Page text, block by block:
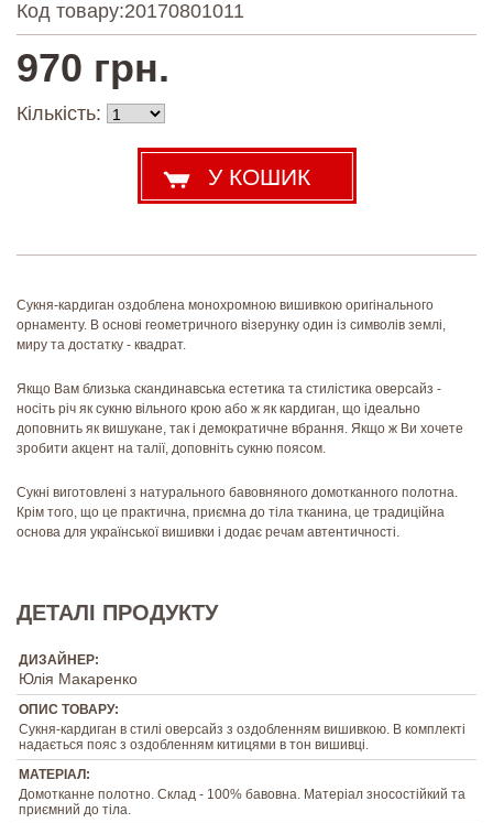
Код товару:20170801011
970 грн.
Кількість:
Сукня-кардиган оздоблена монохромною вишивкою оригінального
орнаменту. В основі геометричного візерунку один із символів землі,
миру та достатку - квадрат.
Якщо Вам близька скандинавська естетика та стилістика оверсайз -
носіть річ як сукню вільного крою або ж як кардиган, що ідеально
доповнить як вишукане, так і демократичне вбрання. Якщо ж Ви хочете
зробити акцент на талії, доповніть сукню поясом.
Сукні виготовлені з натурального бавовняного домотканного полотна.
Крім того, що це практична, приємна до тіла тканина, це традиційна
основа для української вишивки і додає речам автентичності.
ДЕТАЛІ ПРОДУКТУ
ДИЗАЙНЕР:
Юлія Макаренко
ОПИС ТОВАРУ:
Сукня-кардиган в стилі оверсайз з оздобленням вишивкою. В комплекті
надається пояс з оздобленням китицями в тон вишивці.
МАТЕРІАЛ:
Домотканне полотно. Склад - 100% бавовна. Матеріал зносостійкий та
приємний до тіла.